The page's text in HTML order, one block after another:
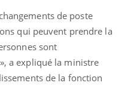
de poste
qui peuvent prendre la
sont
a expliqué la ministre
de la fonction